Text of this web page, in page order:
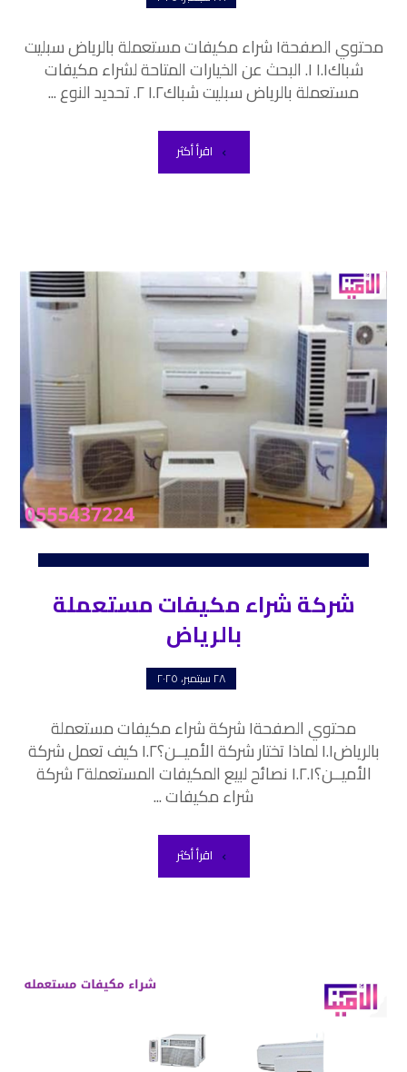
محتوي الصفحة١ شراء مكيفات مستعملة بالرياض سبليت
شباك١.١ ١. البحث عن الخيارات المتاحة لشراء مكيفات
مستعملة بالرياض سبليت شباك١.٢ ٢. تحديد النوع ...
اقرأ أكثر
شركة شراء مكيفات مستعملة
بالرياض
٢٨ سبتمبر، ٢٠٢٥
محتوي الصفحة١ شركة شراء مكيفات مستعملة
بالرياض١.١ لماذا تختار شركة الأميــن؟١.٢ كيف تعمل شركة
الأميــن؟١.٢.١ نصائح لبيع المكيفات المستعملة٢ شركة
شراء مكيفات ...
اقرأ أكثر